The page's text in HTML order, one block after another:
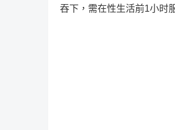
吞下，需在性生活前1小时